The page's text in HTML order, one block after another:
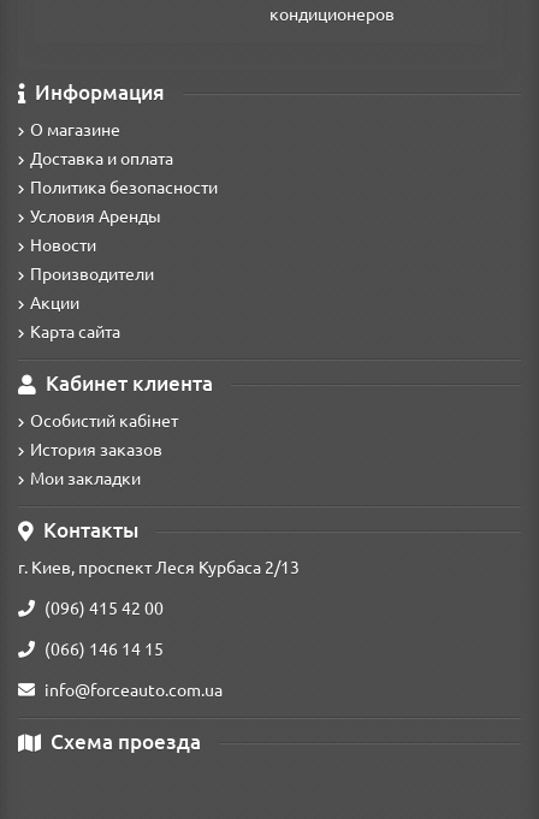
кондиционеров
Информация
О магазине
Доставка и оплата
Политика безопасности
Условия Аренды
Новости
Производители
Акции
Карта сайта
Кабинет клиента
Особистий кабінет
История заказов
Мои закладки
Контакты
г. Киев, проспект Леся Курбаса 2/13
(096) 415 42 00
(066) 146 14 15
info@forceauto.com.ua
Схема проезда